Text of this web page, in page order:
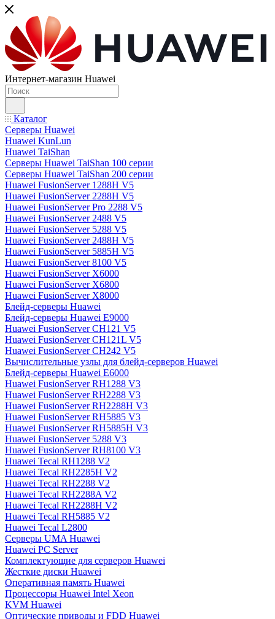
Интернет-магазин Huawei
Каталог
Серверы Huawei
Huawei KunLun
Huawei TaiShan
Серверы Huawei TaiShan 100 серии
Серверы Huawei TaiShan 200 серии
Huawei FusionServer 1288H V5
Huawei FusionServer 2288H V5
Huawei FusionServer Pro 2288 V5
Huawei FusionServer 2488 V5
Huawei FusionServer 5288 V5
Huawei FusionServer 2488H V5
Huawei FusionServer 5885H V5
Huawei FusionServer 8100 V5
Huawei FusionServer X6000
Huawei FusionServer X6800
Huawei FusionServer X8000
Блейд-серверы Huawei
Блейд-серверы Huawei E9000
Huawei FusionServer CH121 V5
Huawei FusionServer CH121L V5
Huawei FusionServer CH242 V5
Вычислительные узлы для блейд-серверов Huawei
Блейд-серверы Huawei E6000
Huawei FusionServer RH1288 V3
Huawei FusionServer RH2288 V3
Huawei FusionServer RH2288H V3
Huawei FusionServer RH5885 V3
Huawei FusionServer RH5885H V3
Huawei FusionServer 5288 V3
Huawei FusionServer RH8100 V3
Huawei Tecal RH1288 V2
Huawei Tecal RH2285H V2
Huawei Tecal RH2288 V2
Huawei Tecal RH2288A V2
Huawei Tecal RH2288H V2
Huawei Tecal RH5885 V2
Huawei Tecal L2800
Серверы UMA Huawei
Huawei PC Server
Комплектующие для серверов Huawei
Жесткие диски Huawei
Оперативная память Huawei
Процессоры Huawei Intel Xeon
KVM Huawei
Оптические приводы и FDD Huawei